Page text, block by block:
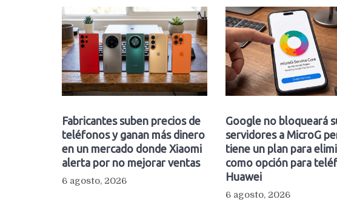
Fabricantes suben precios de
teléfonos y ganan más dinero
en un mercado donde Xiaomi
alerta por no mejorar ventas
6 agosto, 2026
Google no bloqueará
servidores a MicroG
tiene un plan para
como opción para
Huawei
6 agosto, 2026